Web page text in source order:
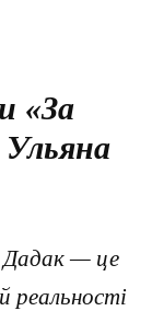
«За
Дадак — це
реальності